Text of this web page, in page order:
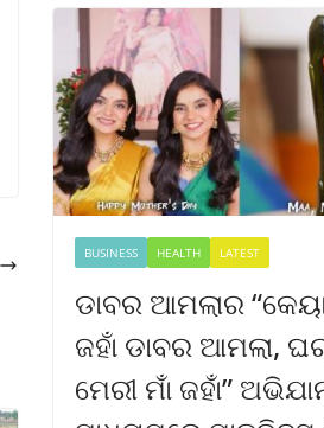
BUSINESS HEALTH LATEST
ଡାବର ଆମଲାର
ଜହାଁ ଡାବର ଆମଲା,
ମେରୀ ମାଁ ଜହାଁ”